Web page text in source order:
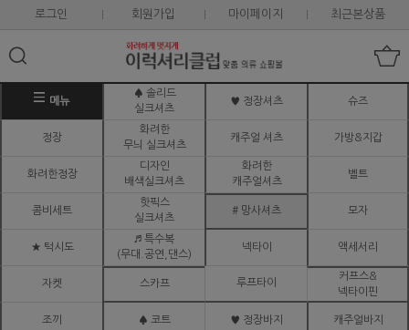
로그인 회원가입 마이페이지 최근본상품
메뉴
♠ 솔리드
실크셔츠
♥ 정장셔츠 슈즈
정장
화려한
무늬 실크셔츠
캐주얼 셔츠 가방&지갑
화려한정장
디자인
배색실크셔츠
화려한
캐주얼셔츠
벨트
콤비세트
핫픽스
실크셔츠
# 망사셔츠 모자
★ 턱시도
♬ 특수복
(무대.공연,댄스)
넥타이 액세서리
자켓 스카프 루프타이
커프스&
넥타이핀
조끼 ♠ 코트 ♥ 정장바지 캐주얼바지